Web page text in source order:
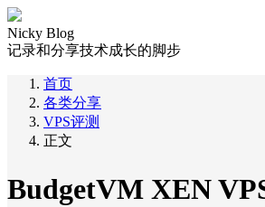
Nicky Blog
记录和分享技术成长的脚步
首页
各类分享
VPS评测
正文
BudgetVM XEN